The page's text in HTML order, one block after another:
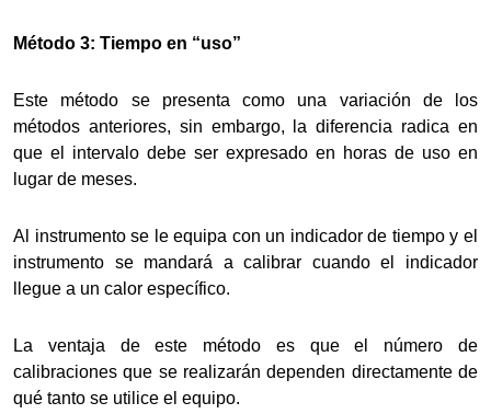
Método 3: Tiempo en “uso”
Este método se presenta como una variación de los
métodos anteriores, sin embargo, la diferencia radica en
que el intervalo debe ser expresado en horas de uso en
lugar de meses.
Al instrumento se le equipa con un indicador de tiempo y el
instrumento se mandará a calibrar cuando el indicador
llegue a un calor específico.
La ventaja de este método es que el número de
calibraciones que se realizarán dependen directamente de
qué tanto se utilice el equipo.